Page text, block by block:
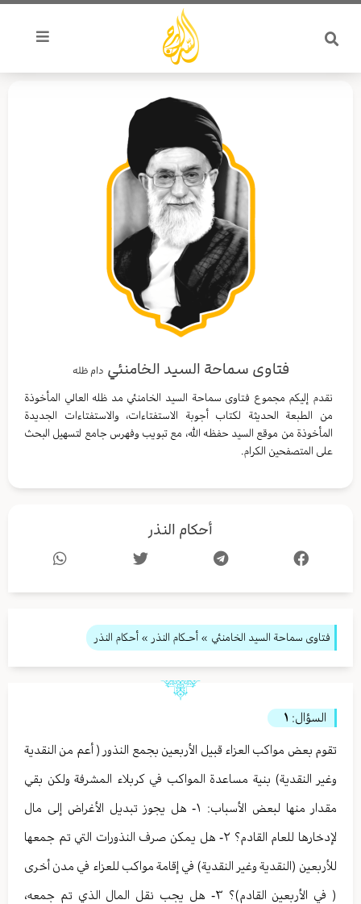
تخطي
المحتوى
فتاوى سماحة السيد الخامنئي دام ظله
نقدم إليكم مجموع فتاوى سماحة السيد الخامنئي مد ظله العالي المأخوذة
من الطبعة الحديثة لكتاب أجوبة الاستفتاءات، والاستفتاءات الجديدة
المأخوذة من موقع السيد حفظه الله، مع تبويب وفهرس جامع لتسهيل البحث
على المتصفحين الكرام.
أحكام النذر
فتاوى سماحة السيد الخامنئي » أحـكام النذر » أحكام النذر
السؤال: ۱
تقوم بعض مواكب العزاء قبيل الأربعين بجمع النذور ( أعم من النقدية
وغير النقدية) بنية مساعدة المواكب في كربلاء المشرفة ولكن بقي
مقدار منها لبعض الأسباب: ١- هل يجوز تبديل الأغراض إلى مال
لإدخارها للعام القادم؟ ٢- هل يمكن صرف النذورات التي تم جمعها
للأربعين (النقدية وغير النقدية) في إقامة مواكب للعزاء في مدن أخرى
( في الأربعين القادم)؟ ٣- هل يجب نقل المال الذي تم جمعه،